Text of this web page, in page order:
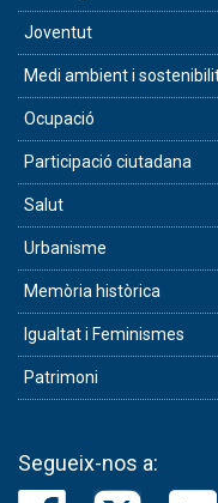
Joventut
Medi ambient i
Ocupació
Participació ciutadana
Salut
Urbanisme
Memòria històrica
Igualtat i Feminismes
Patrimoni
Segueix-nos a: